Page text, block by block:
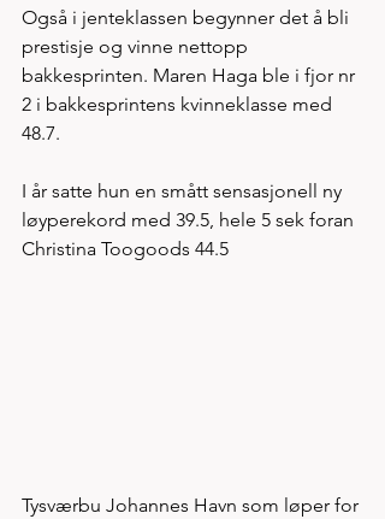
Også i jenteklassen begynner det å bli
prestisje og vinne nettopp
bakkesprinten. Maren Haga ble i fjor nr
2 i bakkesprintens kvinneklasse med
48.7.
I år satte hun en smått sensasjonell ny
løyperekord med 39.5, hele 5 sek foran
Christina Toogoods 44.5
Tysværbu Johannes Havn som løper for